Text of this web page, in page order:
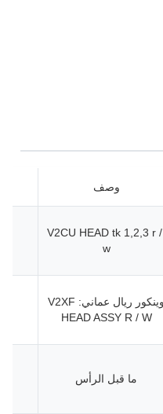
وصف
V2CU HEAD tk 1,2,3 r /
w
وينكور ريال عماني: V2XF
HEAD ASSY R / W
ما قبل الرأس